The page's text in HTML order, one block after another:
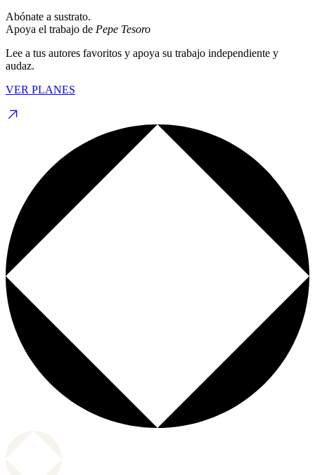
Abónate a sustrato.
Apoya el trabajo de Pepe Tesoro
Lee a tus autores favoritos y apoya su trabajo independiente y
audaz.
VER PLANES